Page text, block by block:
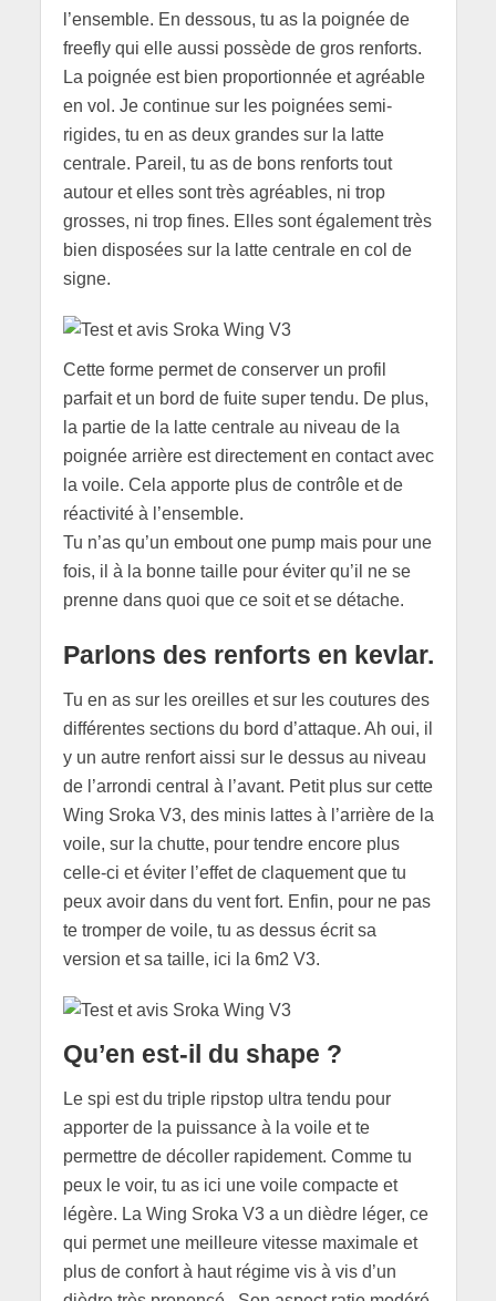
l’ensemble. En dessous, tu as la poignée de
freefly qui elle aussi possède de gros renforts.
La poignée est bien proportionnée et agréable
en vol. Je continue sur les poignées semi-
rigides, tu en as deux grandes sur la latte
centrale. Pareil, tu as de bons renforts tout
autour et elles sont très agréables, ni trop
grosses, ni trop fines. Elles sont également très
bien disposées sur la latte centrale en col de
signe.
Cette forme permet de conserver un profil
parfait et un bord de fuite super tendu. De plus,
la partie de la latte centrale au niveau de la
poignée arrière est directement en contact avec
la voile. Cela apporte plus de contrôle et de
réactivité à l’ensemble.
Tu n’as qu’un embout one pump mais pour une
fois, il à la bonne taille pour éviter qu’il ne se
prenne dans quoi que ce soit et se détache.
Parlons des renforts en kevlar.
Tu en as sur les oreilles et sur les coutures des
différentes sections du bord d’attaque. Ah oui, il
y un autre renfort aissi sur le dessus au niveau
de l’arrondi central à l’avant. Petit plus sur cette
Wing Sroka V3, des minis lattes à l’arrière de la
voile, sur la chutte, pour tendre encore plus
celle-ci et éviter l’effet de claquement que tu
peux avoir dans du vent fort. Enfin, pour ne pas
te tromper de voile, tu as dessus écrit sa
version et sa taille, ici la 6m2 V3.
Qu’en est-il du shape ?
Le spi est du triple ripstop ultra tendu pour
apporter de la puissance à la voile et te
permettre de décoller rapidement. Comme tu
peux le voir, tu as ici une voile compacte et
légère. La Wing Sroka V3 a un dièdre léger, ce
qui permet une meilleure vitesse maximale et
plus de confort à haut régime vis à vis d’un